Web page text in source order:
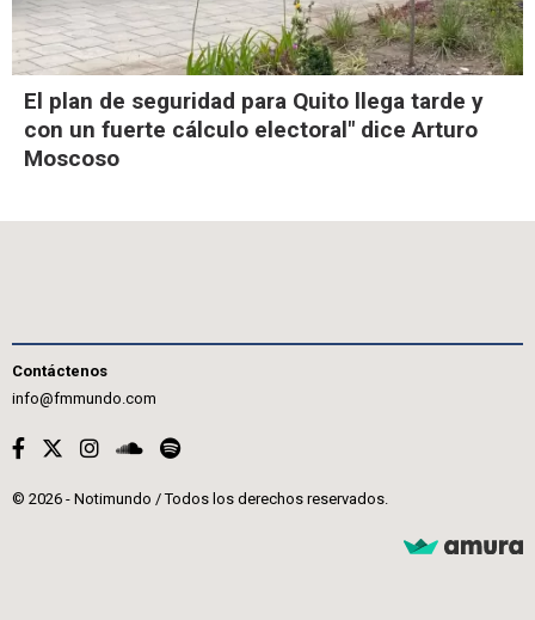
El plan de seguridad para Quito llega tarde y
con un fuerte cálculo electoral" dice Arturo
Moscoso
Contáctenos
info@fmmundo.com
© 2026 - Notimundo / Todos los derechos reservados.